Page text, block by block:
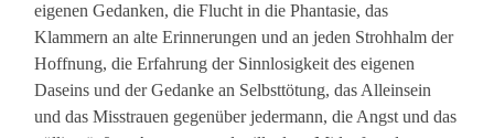
eigenen Gedanken, die Flucht in die Phantasie, das
Klammern an alte Erinnerungen und an jeden Strohhalm der
Hoffnung, die Erfahrung der Sinnlosigkeit des eigenen
Daseins und der Gedanke an Selbsttötung, das Alleinsein
und das Misstrauen gegenüber jedermann, die Angst und das